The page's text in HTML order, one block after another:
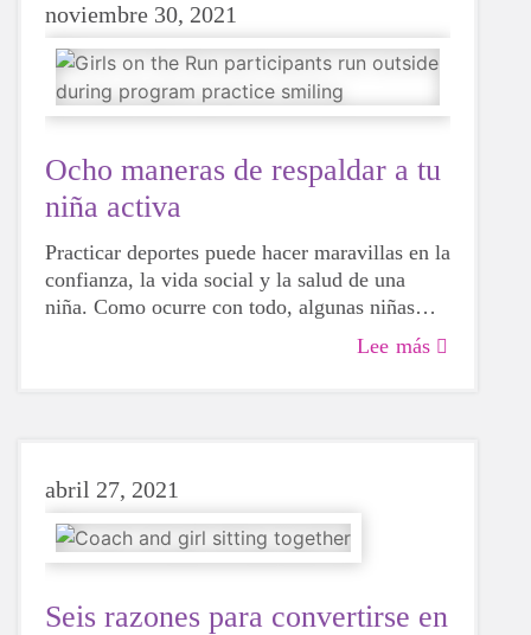
noviembre 30, 2021
Ocho maneras de respaldar a tu
niña activa
Practicar deportes puede hacer maravillas en la
confianza, la vida social y la salud de una
niña. Como ocurre con todo, algunas niñas
serán más hábiles que otras, pero eso noLee más
abril 27, 2021
Seis razones para convertirse en